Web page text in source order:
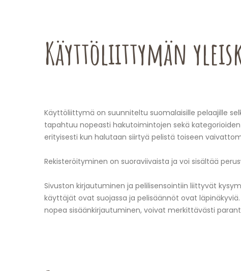
Käyttöliittymän
Käyttöliittymä on suunniteltu suomalaisille pelaajille
tapahtuu nopeasti hakutoimintojen sekä
erityisesti kun halutaan siirtyä pelistä toiseen
Rekisteröityminen on suoraviivaista ja voi sisältää
Sivuston kirjautuminen ja pelilisensointiin liittyvät
käyttäjät ovat suojassa ja pelisäännöt ovat
nopea sisäänkirjautuminen, voivat merkittävästi